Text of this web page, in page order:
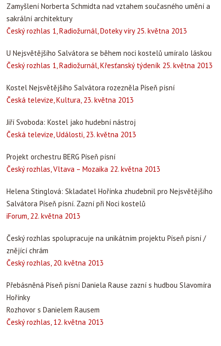
Zamyšlení Norberta Schmidta nad vztahem současného umění a
sakrální architektury
Český rozhlas 1, Radiožurnál, Doteky víry 25. května 2013
U Nejsvětějšího Salvátora se během noci kostelů umíralo láskou
Český rozhlas 1, Radiožurnál, Křesťanský týdeník 25. května 2013
Kostel Nejsvětějšího Salvátora rozezněla Píseň písní
Česká televize, Kultura, 23. května 2013
Jiří Svoboda: Kostel jako hudební nástroj
Česká televize, Události, 23. května 2013
Projekt orchestru BERG Píseň písní
Český rozhlas, Vltava – Mozaika 22. května 2013
Helena Stinglová: Skladatel Hořínka zhudebnil pro Nejsvětějšího
Salvátora Píseň písní. Zazní při Noci kostelů
iForum, 22. května 2013
Český rozhlas spolupracuje na unikátním projektu Píseň písní /
znějící chrám
Český rozhlas, 20. května 2013
Přebásněná Píseň písní Daniela Rause zazní s hudbou Slavomíra
Hořínky
Rozhovor s Danielem Rausem
Český rozhlas, 12. května 2013